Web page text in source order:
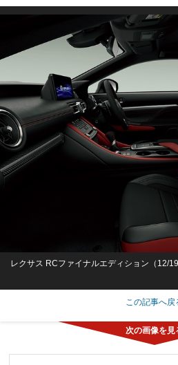
レクサス RCファイナルエディション（12/19
この記事へ戻